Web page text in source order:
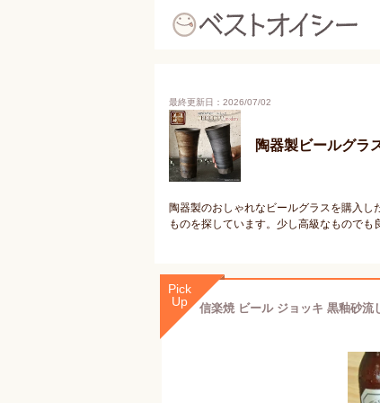
最終更新日：2026/07/02
陶器製ビールグラ
陶器製のおしゃれなビールグラスを購入
ものを探しています。少し高級なものでも
Pick
Up